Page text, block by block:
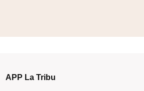
APP La Tribu